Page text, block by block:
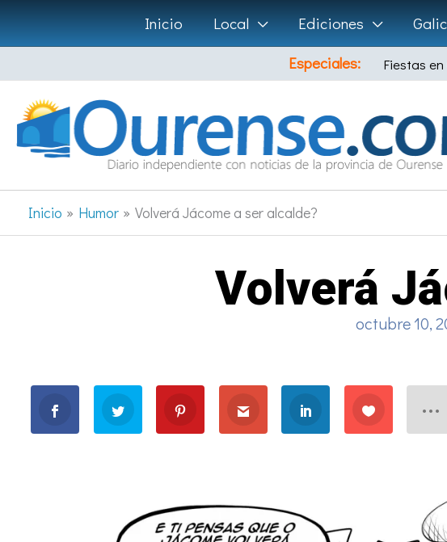
Ir
al
contenido
Inicio Local Ediciones
Especiales:
Fiestas
Inicio Humor Volverá Jácome a ser alcalde?
Volverá
octubre 10,